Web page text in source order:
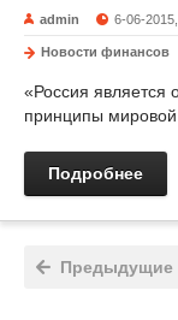
admin 6-06-
Новости финансов
«Россия является
принципы мировой
Подробнее
Предыдущие